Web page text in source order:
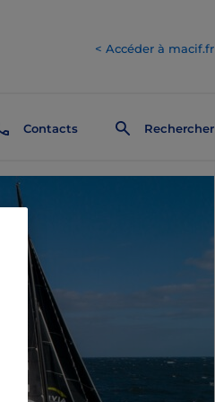
< Accéder à macif.fr
Contacts Rechercher